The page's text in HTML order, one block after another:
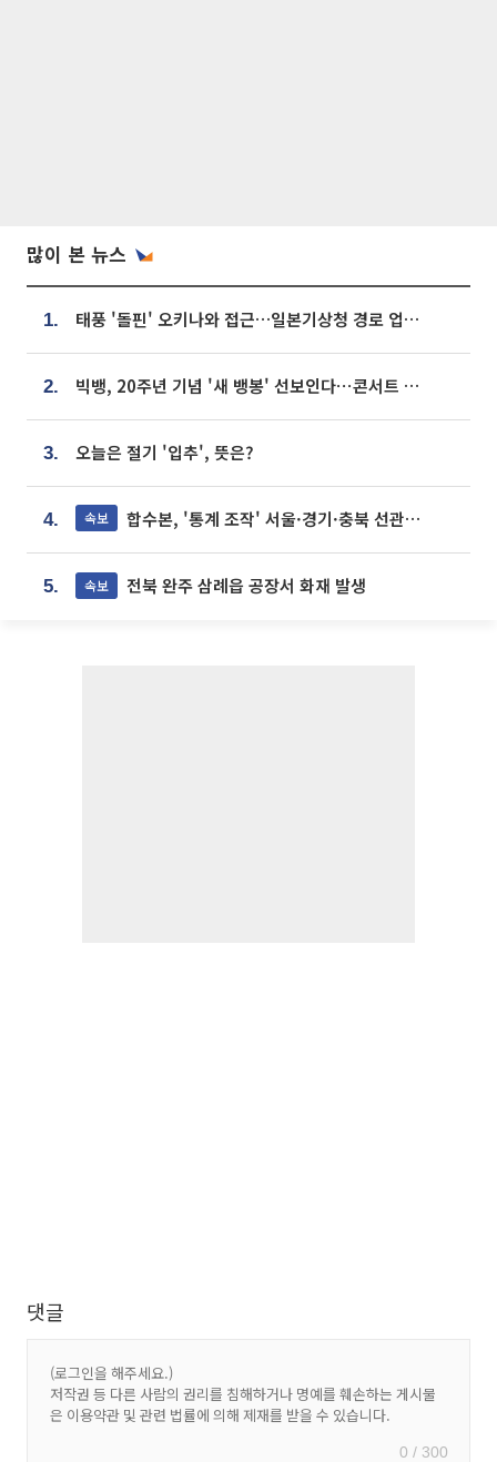
많이 본 뉴스
1. 태풍 '돌핀' 오키나와 접근…일본기상청 경로 업데이트
2. 빅뱅, 20주년 기념 '새 뱅봉' 선보인다⋯콘서트 앞두고 팝업 개최
3. 오늘은 절기 '입추', 뜻은?
4. 속보 합수본, '통계 조작' 서울·경기·충북 선관위 등 추가 압수수색
5. 속보 전북 완주 삼례읍 공장서 화재 발생
댓글
0 / 300